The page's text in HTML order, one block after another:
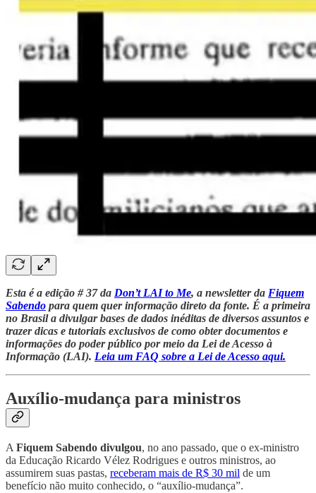
Esta é a edição # 37 da Don’t LAI to Me, a newsletter da Fiquem
Sabendo para quem quer informação direto da fonte. É a primeira
no Brasil a divulgar bases de dados inéditas de diversos assuntos e
trazer dicas e tutoriais exclusivos de como obter documentos e
informações do poder público por meio da Lei de Acesso à
Informação (LAI). Leia um FAQ sobre a Lei de Acesso aqui.
Auxílio-mudança para ministros
A Fiquem Sabendo divulgou, no ano passado, que o ex-ministro
da Educação Ricardo Vélez Rodrigues e outros ministros, ao
assumirem suas pastas, receberam mais de R$ 30 mil de um
benefício não muito conhecido, o “auxílio-mudança”.